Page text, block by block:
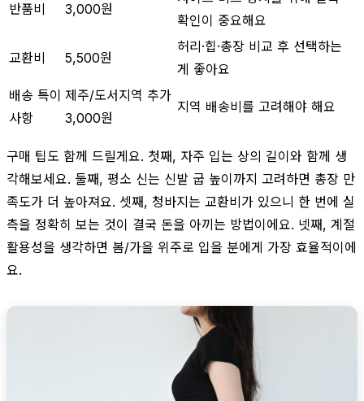
반품비 3,000원
확인이 중요해요
교환비 5,500원
허리·힙·총장 비교 후 선택하는
게 좋아요
배송 특이
사항
제주/도서지역 추가
3,000원
지역 배송비를 고려해야 해요
구매 팁도 함께 드릴게요. 첫째, 자주 입는 상의 길이와 함께 생
각해보세요. 둘째, 평소 신는 신발 굽 높이까지 고려하면 총장 만
족도가 더 높아져요. 셋째, 청바지는 교환비가 있으니 한 번에 실
측을 정확히 보는 것이 결국 돈을 아끼는 방법이에요. 넷째, 계절
활용성을 생각하면 봄/가을 위주로 입을 분에게 가장 효율적이에
요.